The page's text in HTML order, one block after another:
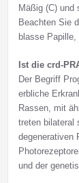
Mäßig (C) und
Beachten Sie
blasse
Ist die crd-
Der Begriff
erbliche
Rassen, mit
treten bilateral
degenerativen
und der